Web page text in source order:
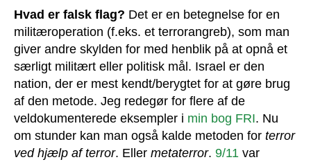
Hvad er falsk flag? Det er en betegnelse for en
militæroperation (f.eks. et terrorangreb), som man
giver andre skylden for med henblik på at opnå et
særligt militært eller politisk mål. Israel er den
nation, der er mest kendt/berygtet for at gøre brug
af den metode. Jeg redegør for flere af de
veldokumenterede eksempler i min bog FRI. Nu
om stunder kan man også kalde metoden for terror
ved hjælp af terror. Eller metaterror. 9/11 var